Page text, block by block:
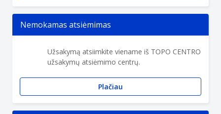
Nemokamas atsiėmimas
Užsakymą atsiimkite viename iš TOPO CENTRO
užsakymų atsiėmimo centrų.
Plačiau